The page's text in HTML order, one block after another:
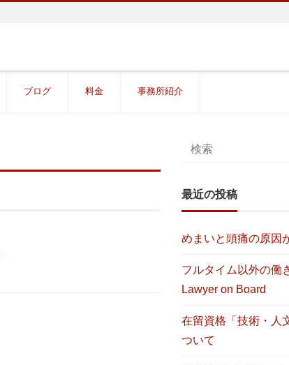
ブログ 料金 事務所紹介
最近の投稿
めまいと頭痛の原因
フルタイム以外の働
Lawyer on Board
在留資格「技術・人
ついて